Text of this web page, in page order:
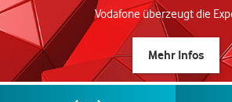
Vodafone überzeugt die
Mehr Infos